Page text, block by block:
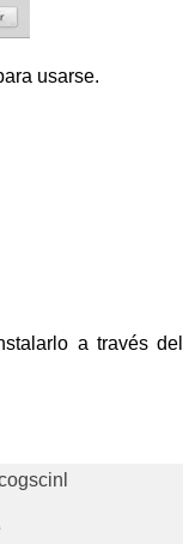
usarse.
a través del